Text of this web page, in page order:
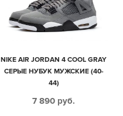
NIKE AIR JORDAN 4 COOL GRAY
СЕРЫЕ НУБУК МУЖСКИЕ (40-
44)
7 890 руб.